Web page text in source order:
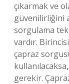
çıkarmak ve
güvenilirliğini
sorgulama
vardır.
çapraz
gerekir.